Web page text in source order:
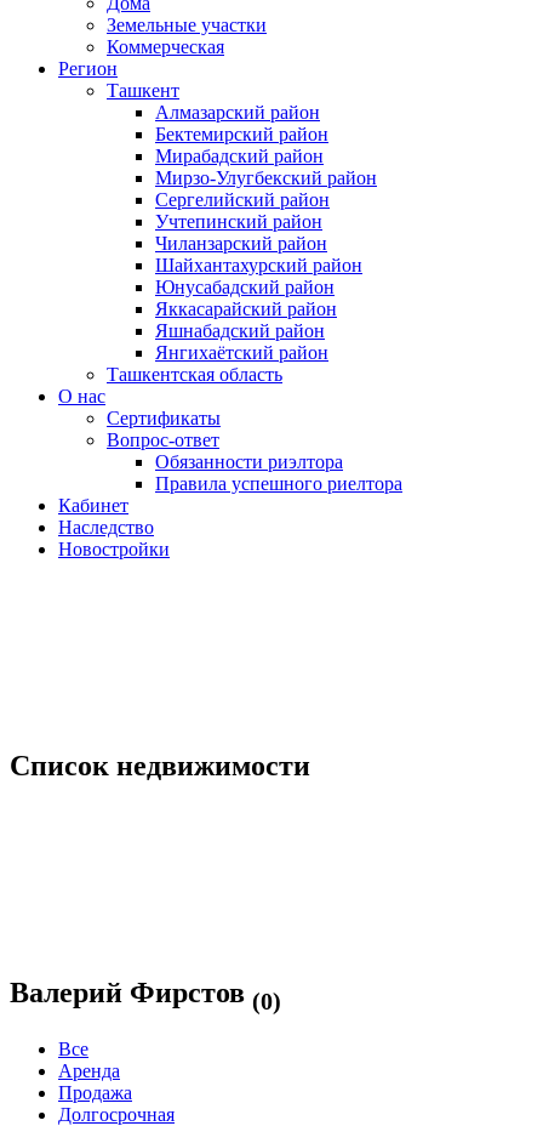
Земельные участки
Коммерческая
Регион
Ташкент
Алмазарский район
Бектемирский район
Мирабадский район
Мирзо-Улугбекский район
Сергелийский район
Учтепинский район
Чиланзарский район
Шайхантахурский район
Юнусабадский район
Яккасарайский район
Яшнабадский район
Янгихаётский район
Ташкентская область
О нас
Сертификаты
Вопрос-ответ
Обязанности риэлтора
Правила успешного риелтора
Кабинет
Наследство
Новостройки
Список недвижимости
Валерий Фирстов (0)
Все
Аренда
Продажа
Долгосрочная